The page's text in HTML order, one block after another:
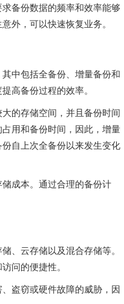
备份数据的频率和效率能够
外，可以快速恢复业务。
中包括全备份、增量备份和
高备份过程的效率。
的存储空间，并且备份时间
用和备份时间，因此，增量
自上次全备份以来发生变化
成本。通过合理的备份计
、云存储以及混合存储等。
问的便捷性。
盗窃或硬件故障的威胁，因